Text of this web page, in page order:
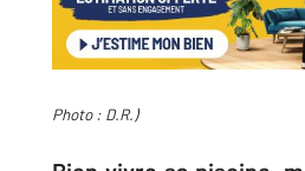
Photo : D.R.)